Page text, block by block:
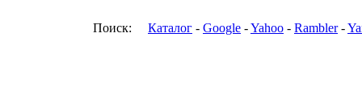
Поиск: Каталог - Google -Yahoo - Rambler-